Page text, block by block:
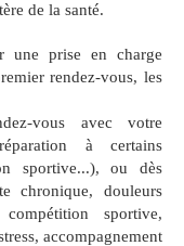
de la santé.
une prise en charge
rendez-vous, les
vous avec votre
à certains
sportive...), ou dès
chronique, douleurs
sportive,
accompagnement